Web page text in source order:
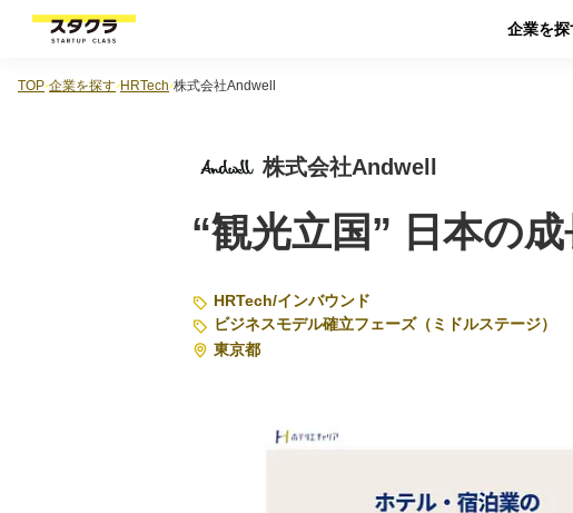
企業を探
TOP 企業を探す HRTech 株式会社Andwell
株式会社Andwell
“観光立国” 日本の
HRTech/インバウンド
ビジネスモデル確立フェーズ（ミドルステージ）
東京都